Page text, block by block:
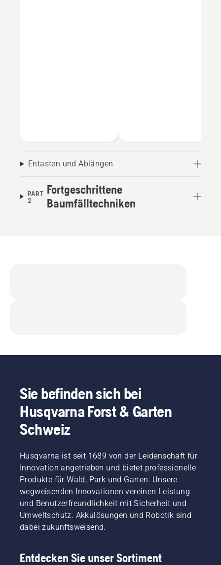
Entasten und Ablängen
PART
2
Fortgeschrittene
Baumfälltechniken
Sie befinden sich bei
Husqvarna Forst & Garten
Schweiz
Husqvarna ist seit 1689 von der Leidenschaft für
Innovation angetrieben und bietet professionelle
Produkte für Wald, Park und Garten. Unsere
wegweisenden Innovationen vereinen Leistung
und Benutzerfreundlichkeit mit Sicherheit und
Umweltschutz. Akkulösungen und Robotik sind
dabei zukunftsweisend.
Entdecken Sie unser Sortiment